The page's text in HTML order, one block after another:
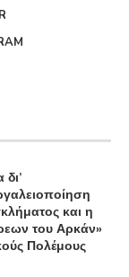
και η
του Αρκάν»
Πολέμους